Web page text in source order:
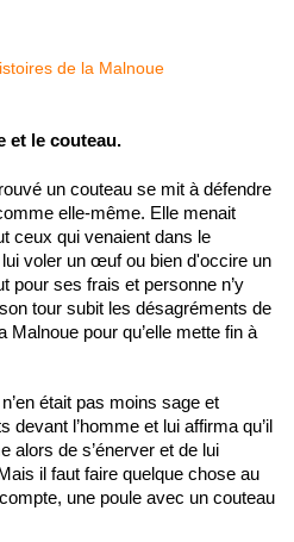
et le couteau.
un couteau se mit à défendre
elle-même. Elle menait
ceux qui venaient dans le
voler un œuf ou bien d'occire un
pour ses frais et personne n’y
tour subit les désagréments de
Malnoue pour qu’elle mette fin à
était pas moins sage et
devant l’homme et lui affirma qu’il
alors de s’énerver et de lui
il faut faire quelque chose au
une poule avec un couteau